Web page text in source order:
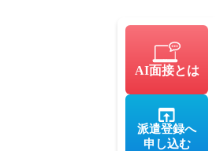
AI面接とは
派遣登録へ
申し込む